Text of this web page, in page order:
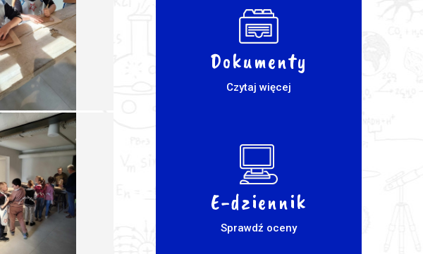
Dokumenty
Czytaj więcej
E-dziennik
Sprawdź oceny